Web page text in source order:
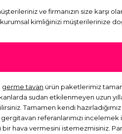
ve firmanızın size karşı
kimliğinizi müşterilerinize
germe tavan ürün paketlerimiz
sudan etkilenmeyen uzun
Tamamen kendi
referanlarımızı incelemek
bir hava vermesini istemezmisiniz.